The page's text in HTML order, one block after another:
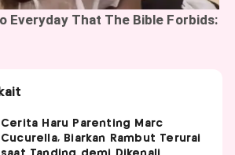
Cerita Haru Parenting Marc
Cucurella, Biarkan Rambut Terurai